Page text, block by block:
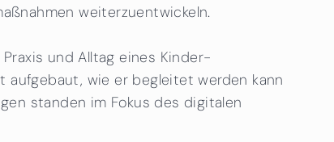
weiterzuentwickeln.
und Alltag eines Kinder-
aufgebaut, wie er begleitet werden kann
standen im Fokus des digitalen